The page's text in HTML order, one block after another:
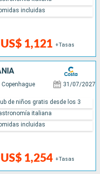
US$ 1,121 +Tasas
incluidas
Copenhague 31/07/2027
US$ 1,254 +Tasas
de niños gratis desde los 3
italiana
incluidas